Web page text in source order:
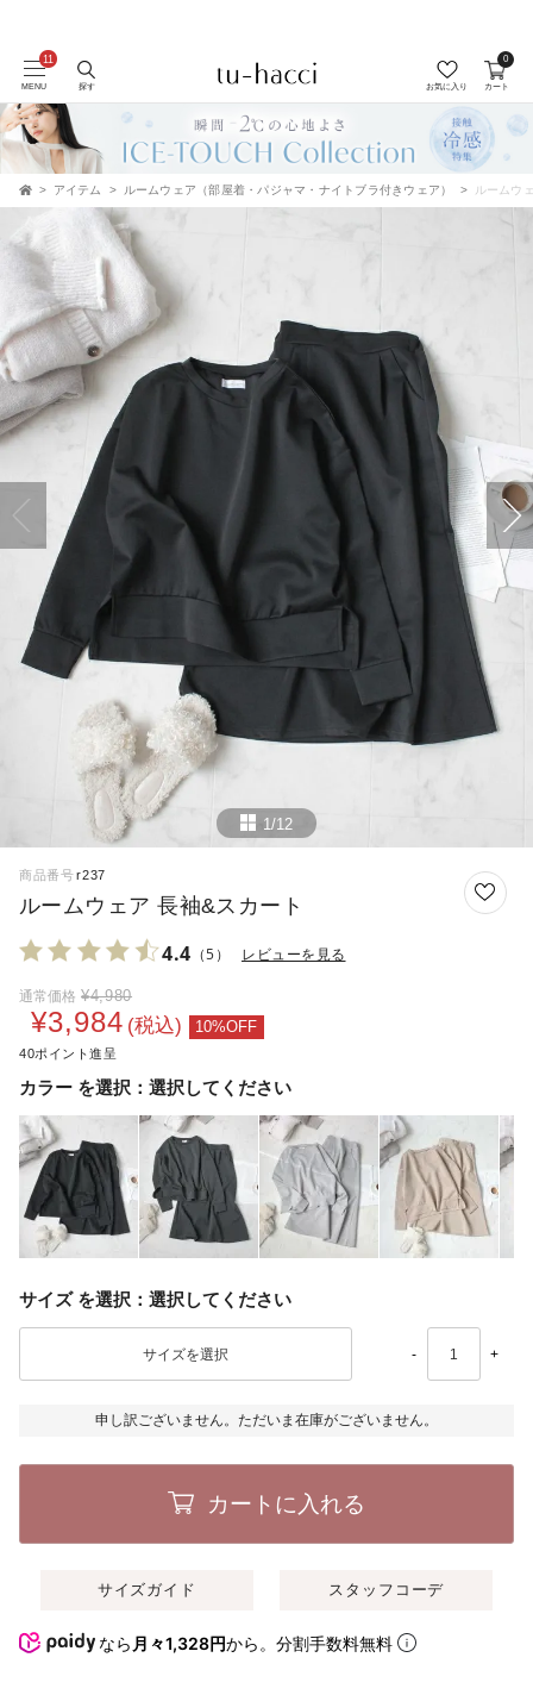
会員登録で今すぐ使えるポイントプレゼント！
MENU 探す お気に入り カート
0
アイテム ルームウェア（部屋着・パジャマ・ナイトブラ付きウェア） ルームウ
1/12
商品番号 r237
ルームウェア 長袖&スカート
4.4 （5） レビューを見る
通常価格 ¥4,980
¥3,984 税込
40
カラー 選択してください
サイズ 選択してください
- +
申し訳ございません。ただいま在庫がございません。
カートに入れる
サイズガイド スタッフコーデ
なら 月々1,328円から。分割手数料無料